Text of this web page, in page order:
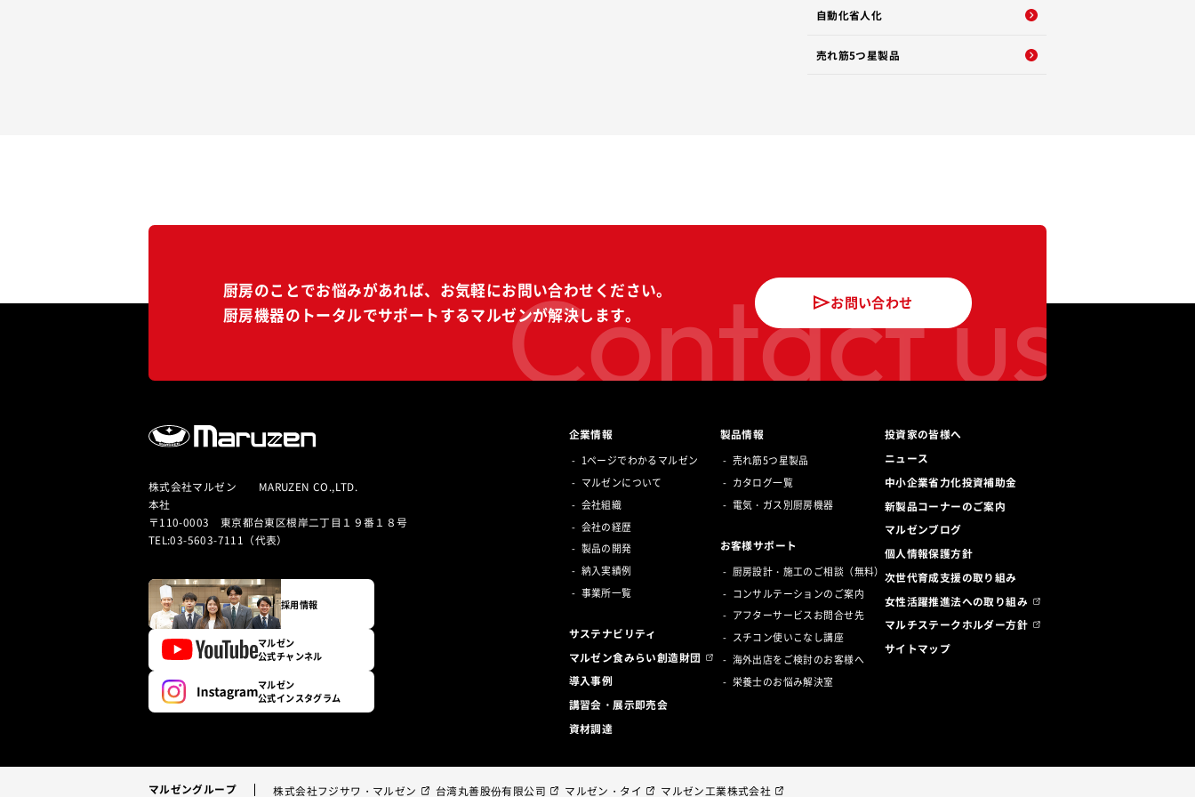
自動化省人化
売れ筋5つ星製品
Contact us
厨房のことでお悩みがあれば、 お気軽にお問い合わせください。
厨房機器のトータルでサポートするマルゼンが解決します。
お問い合わせ
株式会社マルゼン MARUZEN CO.,LTD.
本社
〒110-0003 東京都台東区根岸二丁目１９番１８号
TEL:03-5603-7111（代表）
採用情報
マルゼン
公式チャンネル
マルゼン
公式インスタグラム
企業情報
1ページでわかるマルゼン
マルゼンについて
会社組織
会社の経歴
製品の開発
納入実績例
事業所一覧
サステナビリティ
マルゼン食みらい創造財団
導入事例
講習会・展示即売会
資材調達
製品情報
売れ筋5つ星製品
カタログ一覧
電気・ガス別厨房機器
お客様サポート
厨房設計・施工のご相談（無料）
コンサルテーションのご案内
アフターサービスお問合せ先
スチコン使いこなし講座
海外出店をご検討のお客様へ
栄養士のお悩み解決室
投資家の皆様へ
ニュース
中小企業省力化投資補助金
新製品コーナーのご案内
マルゼンブログ
個人情報保護方針
次世代育成支援の取り組み
女性活躍推進法への取り組み
マルチステークホルダー方針
サイトマップ
マルゼングループ 株式会社フジサワ・マルゼン 台湾丸善股份有限公司 マルゼン・タイ マルゼン工業株式会社